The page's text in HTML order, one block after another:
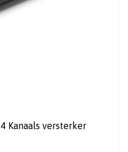
Kanaals versterker